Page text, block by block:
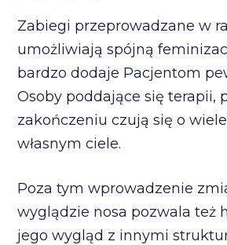
Zabiegi przeprowadzane w
umożliwiają spójną
bardzo dodaje Pacjentom
Osoby poddające się terapii,
zakończeniu czują się o
własnym ciele.
Poza tym wprowadzenie
wyglądzie nosa pozwala też
jego wygląd z innymi